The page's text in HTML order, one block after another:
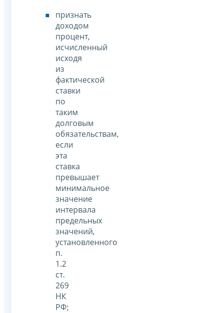
признать
доходом
процент,
исчисленный
исходя
из
фактической
ставки
по
таким
долговым
обязательствам,
если
эта
ставка
превышает
минимальное
значение
интервала
предельных
значений,
установленного
п.
1.2
ст.
269
НК
РФ;